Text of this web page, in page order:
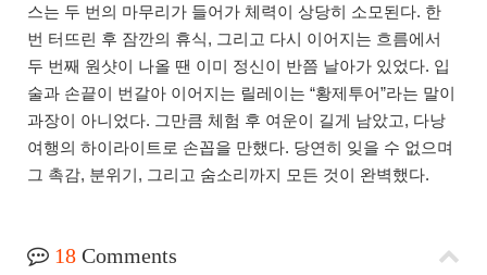
스는 두 번의 마무리가 들어가 체력이 상당히 소모된다. 한
번 터뜨린 후 잠깐의 휴식, 그리고 다시 이어지는 흐름에서
두 번째 원샷이 나올 땐 이미 정신이 반쯤 날아가 있었다. 입
술과 손끝이 번갈아 이어지는 릴레이는 “황제투어”라는 말이
과장이 아니었다. 그만큼 체험 후 여운이 길게 남았고, 다낭
여행의 하이라이트로 손꼽을 만했다. 당연히 잊을 수 없으며
그 촉감, 분위기, 그리고 숨소리까지 모든 것이 완벽했다.
18 Comments